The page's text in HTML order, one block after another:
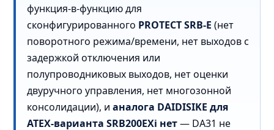
функция-в-функцию для
сконфигурированного PROTECT SRB-E (нет
поворотного режима/времени, нет выходов с
задержкой отключения или
полупроводниковых выходов, нет оценки
двуручного управления, нет многозонной
консолидации), и аналога DAIDISIKE для
ATEX-варианта SRB200EXi нет— DA31 не